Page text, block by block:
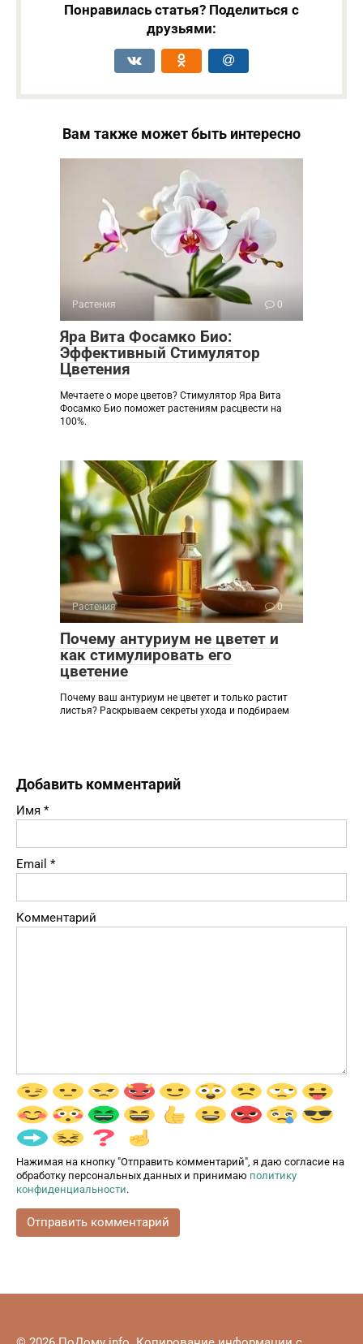
Понравилась статья? Поделиться с
друзьями:
Вам также может быть интересно
Растения 0
Яра Вита Фосамко Био:
Эффективный Стимулятор
Цветения
Мечтаете о море цветов? Стимулятор Яра Вита
Фосамко Био поможет растениям расцвести на
100%.
Растения 0
Почему антуриум не цветет и
как стимулировать его
цветение
Почему ваш антуриум не цветет и только растит
листья? Раскрываем секреты ухода и подбираем
Добавить комментарий
Имя *
Email *
Комментарий
Нажимая на кнопку "Отправить комментарий", я даю согласие на
обработку персональных данных и принимаю политику
конфиденциальности.